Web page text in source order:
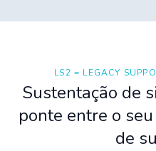
LS2 = LEGACY
Sustentação de
ponte entre o
de